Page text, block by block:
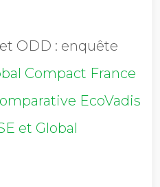
ODD : enquête
Compact France
EcoVadis
et Global